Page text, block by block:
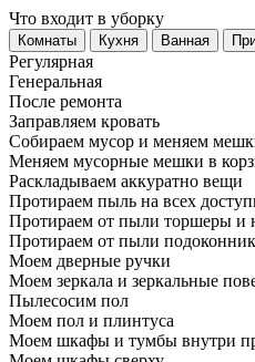
Что входит в уборку
Регу­лярная
Гене­ральная
После ремонта
Заправляем кровать
Собираем мусор и меняем
Меняем мусорные мешки в
Раскладываем аккуратно вещи
Протираем пыль на всех
Протираем от пыли торшеры и
Протираем от пыли
Моем дверные ручки
Моем зеркала и зеркальные
Пылесосим пол
Моем пол и плинтуса
Моем шкафы и тумбы внутри